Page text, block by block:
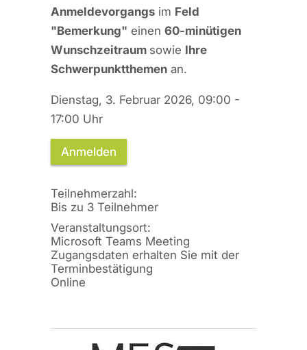
Anmeldevorgangs im Feld
"Bemerkung" einen 60-minütigen
Wunschzeitraum sowie Ihre
Schwerpunktthemen an.
Dienstag, 3. Februar 2026, 09:00 -
17:00 Uhr
Anmelden
Teilnehmerzahl:
Bis zu 3 Teilnehmer
Veranstaltungsort:
Microsoft Teams Meeting
Zugangsdaten erhalten Sie mit der
Terminbestätigung
Online